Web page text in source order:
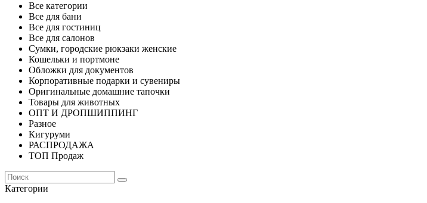
Все категории
Все для бани
Все для гостиниц
Все для салонов
Сумки, городские рюкзаки женские
Кошельки и портмоне
Обложки для документов
Корпоративные подарки и сувениры
Оригинальные домашние тапочки
Товары для животных
ОПТ И ДРОПШИППИНГ
Разное
Кигуруми
РАСПРОДАЖА
ТОП Продаж
Категории